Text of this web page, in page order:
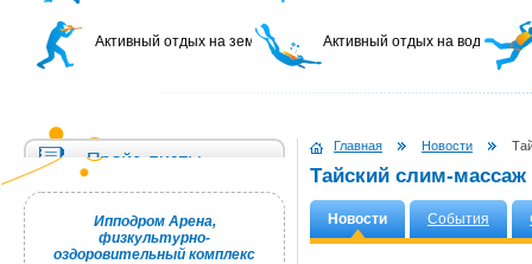
Активный отдых на земле Активный отдых на воде
Ипподром Арена,
физкультурно-
оздоровительный комплекс
Главная Новости
Тайский слим-
Новости События